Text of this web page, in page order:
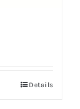
Details